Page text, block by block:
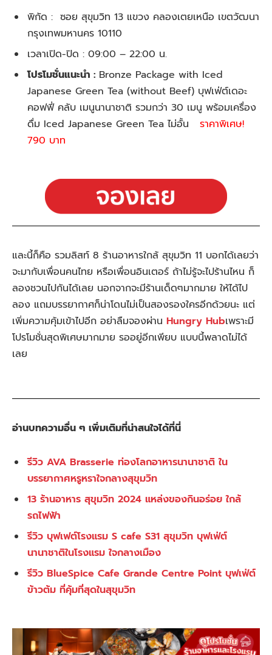
พิกัด : ซอย สุขุมวิท 13 แขวง คลองเตยเหนือ เขตวัฒนา
กรุงเทพมหานคร 10110
เวลาเปิด-ปิด : 09:00 – 22:00 น.
โปรโมชั่นแนะนำ : Bronze Package with Iced
Japanese Green Tea (without Beef) บุฟเฟ่ต์เดอะ
คอฟฟี่ คลับ เมนูนานาชาติ รวมกว่า 30 เมนู พร้อมเครื่อง
ดื่ม Iced Japanese Green Tea ไม่อั้น ราคาพิเศษ!
790 บาท
และนี้ก็คือ รวมลิสท์ 8 ร้านอาหารใกล้ สุขุมวิท 11 บอกได้เลยว่า
จะมากับเพื่อนคนไทย หรือเพื่อนอินเตอร์ ถ้าไม่รู้จะไปร้านไหน ก็
ลองชวนไปกันได้เลย นอกจากจะมีร้านเด็ดๆมากมาย ให้ได้ไป
ลอง แถมบรรยากาศก็น่าโดนไม่เป็นสองรองใครอีกด้วยนะ แต่
เพิ่มความคุ้มเข้าไปอีก อย่าลืมจองผ่าน Hungry Hubเพราะมี
โปรโมชั่นสุดพิเศษมากมาย รออยู่อีกเพียบ แบบนี้พลาดไม่ได้
เลย
อ่านบทความอื่น ๆ เพิ่มเติมที่น่าสนใจได้ที่นี่
รีวิว AVA Brasserie ท่องโลกอาหารนานาชาติ ใน
บรรยากาศหรูหราใจกลางสุขุมวิท
13 ร้านอาหาร สุขุมวิท 2024 แหล่งของกินอร่อย ใกล้
รถไฟฟ้า
รีวิว บุฟเฟต์โรงแรม S cafe S31 สุขุมวิท บุฟเฟ่ต์
นานาชาติในโรงแรม ใจกลางเมือง
รีวิว BlueSpice Cafe Grande Centre Point บุฟเฟ่ต์
ข้าวต้ม ที่คุ้มที่สุดในสุขุมวิท